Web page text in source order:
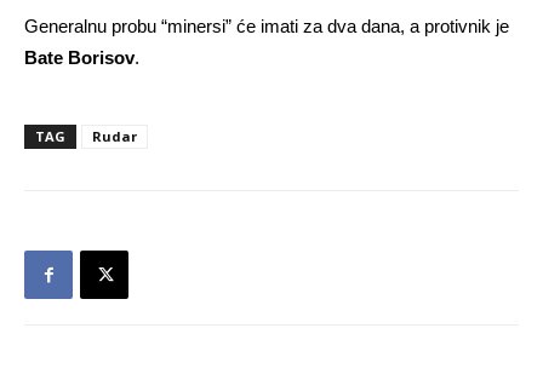
Generalnu probu “minersi” će imati za dva dana, a protivnik je
Bate Borisov.
TAG Rudar